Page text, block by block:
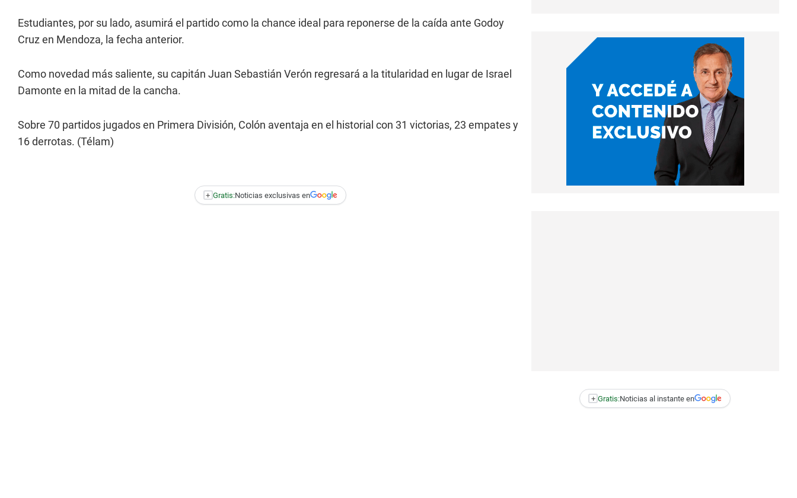
Estudiantes, por su lado, asumirá el partido como la chance ideal para reponerse de la caída ante Godoy
Cruz en Mendoza, la fecha anterior.
Como novedad más saliente, su capitán Juan Sebastián Verón regresará a la titularidad en lugar de Israel
Damonte en la mitad de la cancha.
Sobre 70 partidos jugados en Primera División, Colón aventaja en el historial con 31 victorias, 23 empates y
16 derrotas. (Télam)
+ Gratis:Noticias exclusivas en
+ Gratis:Noticias al instante en